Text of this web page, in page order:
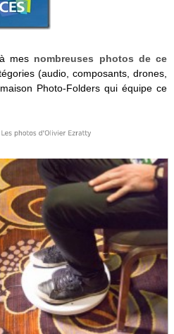
mes nombreuses photos de ce
(audio, composants, drones,
Photo-Folders qui équipe ce